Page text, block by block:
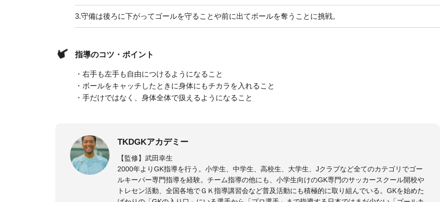
3.守備は後ろに下がってゴールを守ることや前に出てボールを奪うことに挑戦。
指導のコツ・ポイント
・右手も左手も自由につけるようになること
・ボールをキャッチしたときに身体にもチカラを入れること
・手だけではなく、身体全体で扱えるようになること
TKDGKアカデミー
【監修】武田幸生
2000年よりGK指導を行う。小学生、中学生、高校生、大学生、Jクラブなど全てのカテゴリでゴー
ルキーパー専門指導を経験。チーム指導の他にも、小学生向けのGK専門のサッカースクール開校や
トレセン活動、全国各地でＧＫ指導講習会など普及活動にも積極的に取り組んでいる。GKを始めた